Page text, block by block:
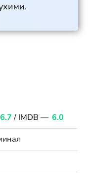
6.7 / IMDB — 6.0